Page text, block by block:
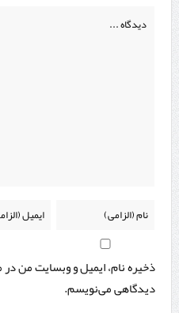
ذخیره نام، ایمیل و وبسایت من در
دیدگاهی می‌نویسم.